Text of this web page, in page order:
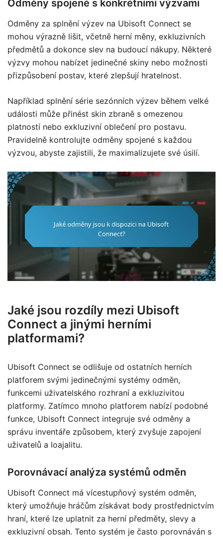
Odměny spojené s konkrétními výzvami
Odměny za splnění výzev na Ubisoft Connect se
mohou výrazně lišit, včetně herní měny, exkluzivních
předmětů a dokonce slev na budoucí nákupy. Některé
výzvy mohou nabízet jedinečné skiny nebo možnosti
přizpůsobení postav, které zlepšují hratelnost.
Například splnění série sezónních výzev během velké
události může přinést skin zbraně s omezenou
platností nebo exkluzivní oblečení pro postavu.
Pravidelně kontrolujte odměny spojené s každou
výzvou, abyste zajistili, že maximalizujete své úsilí.
Jaké jsou rozdíly mezi Ubisoft
Connect a jinými herními
platformami?
Ubisoft Connect se odlišuje od ostatních herních
platforem svými jedinečnými systémy odměn,
funkcemi uživatelského rozhraní a exkluzivitou
platformy. Zatímco mnoho platforem nabízí podobné
funkce, Ubisoft Connect integruje své odměny a
správu inventáře způsobem, který zvyšuje zapojení
uživatelů a loajalitu.
Porovnávací analýza systémů odměn
Ubisoft Connect má vícestupňový systém odměn,
který umožňuje hráčům získávat body prostřednictvím
hraní, které lze uplatnit za herní předměty, slevy a
exkluzivní obsah. Tento systém je často porovnáván s